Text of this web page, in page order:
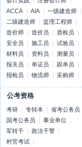
ACCA
AIA
一级建造师
二级建造师
监理工程师
造价师
造价员
质检员
安全员
施工员
试验员
材料员
资料员
测量员
报关员
单证员
跟单员
报检员
物流师 采购师
公考资格
考研 专转本
省考公务员
国考公务员
事业单位
军转干
政法干警
村官考试